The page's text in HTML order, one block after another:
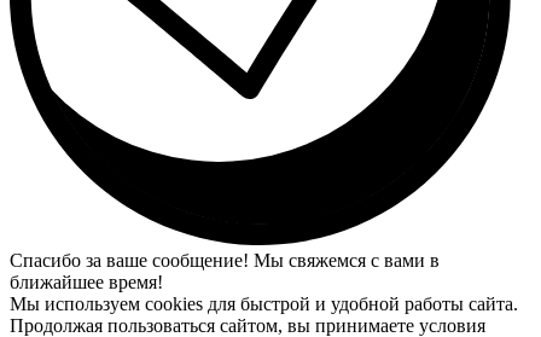
Спасибо за ваше сообщение! Мы свяжемся с вами в
ближайшее время!
Мы используем cookies для быстрой и удобной работы сайта.
Продолжая пользоваться сайтом, вы принимаете условия